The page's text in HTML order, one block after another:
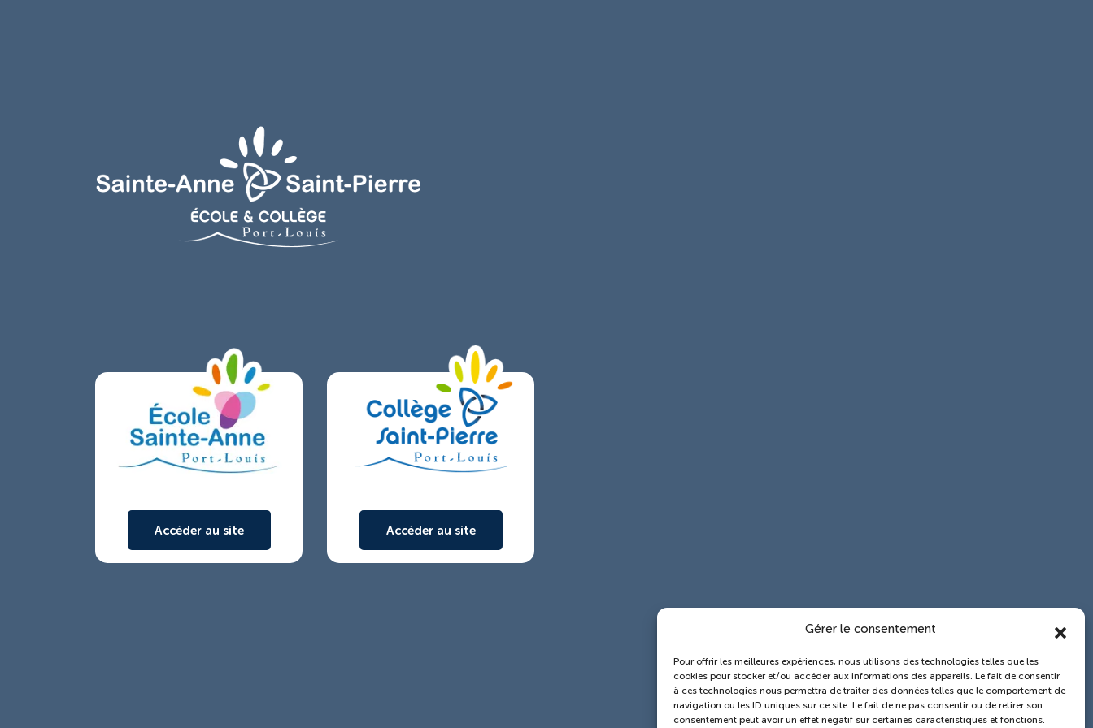
Gérer le consentement
Pour offrir les meilleures expériences, nous utilisons des technologies telles que les
cookies pour stocker et/ou accéder aux informations des appareils. Le fait de consentir
à ces technologies nous permettra de traiter des données telles que le comportement de
navigation ou les ID uniques sur ce site. Le fait de ne pas consentir ou de retirer son
consentement peut avoir un effet négatif sur certaines caractéristiques et fonctions.
Accéder au site Accéder au site